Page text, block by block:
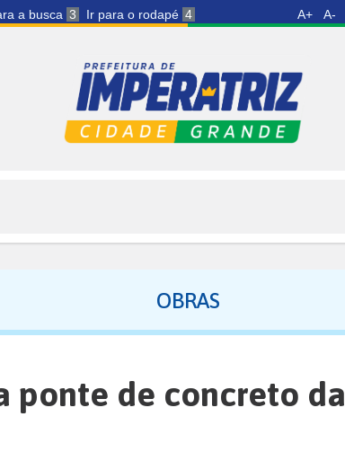
a busca 3 Ir para o rodapé 4 A+ A-
OBRAS
ponte de concreto da